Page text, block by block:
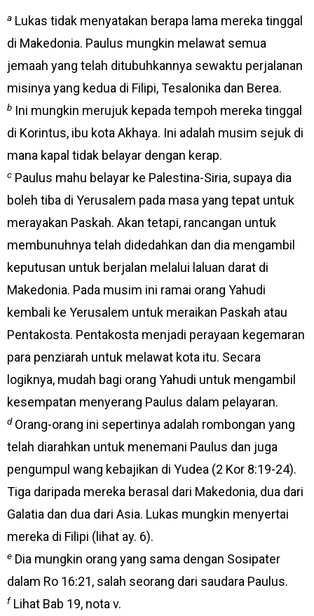
a Lukas tidak menyatakan berapa lama mereka tinggal
di Makedonia. Paulus mungkin melawat semua
jemaah yang telah ditubuhkannya sewaktu perjalanan
misinya yang kedua di Filipi, Tesalonika dan Berea.
b Ini mungkin merujuk kepada tempoh mereka tinggal
di Korintus, ibu kota Akhaya. Ini adalah musim sejuk di
mana kapal tidak belayar dengan kerap.
c Paulus mahu belayar ke Palestina-Siria, supaya dia
boleh tiba di Yerusalem pada masa yang tepat untuk
merayakan Paskah. Akan tetapi, rancangan untuk
membunuhnya telah didedahkan dan dia mengambil
keputusan untuk berjalan melalui laluan darat di
Makedonia. Pada musim ini ramai orang Yahudi
kembali ke Yerusalem untuk meraikan Paskah atau
Pentakosta. Pentakosta menjadi perayaan kegemaran
para penziarah untuk melawat kota itu. Secara
logiknya, mudah bagi orang Yahudi untuk mengambil
kesempatan menyerang Paulus dalam pelayaran.
d Orang-orang ini sepertinya adalah rombongan yang
telah diarahkan untuk menemani Paulus dan juga
pengumpul wang kebajikan di Yudea (2 Kor 8:19-24).
Tiga daripada mereka berasal dari Makedonia, dua dari
Galatia dan dua dari Asia. Lukas mungkin menyertai
mereka di Filipi (lihat ay. 6).
e Dia mungkin orang yang sama dengan Sosipater
dalam Ro 16:21, salah seorang dari saudara Paulus.
f Lihat Bab 19, nota v.